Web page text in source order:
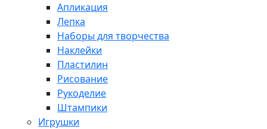
Апликация
Лепка
Наборы для творчества
Наклейки
Пластилин
Рисование
Рукоделие
Штампики
Игрушки